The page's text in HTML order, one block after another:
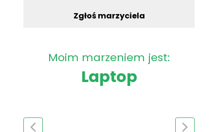
Zgłoś marzyciela
Moim marzeniem jest:
Laptop